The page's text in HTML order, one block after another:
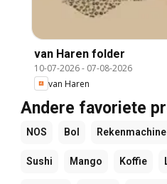
van Haren folder
10-07-2026- 07-08-2026
van Haren
Andere favoriete
NOS Bol Rekenmachine
Sushi Mango Koffie